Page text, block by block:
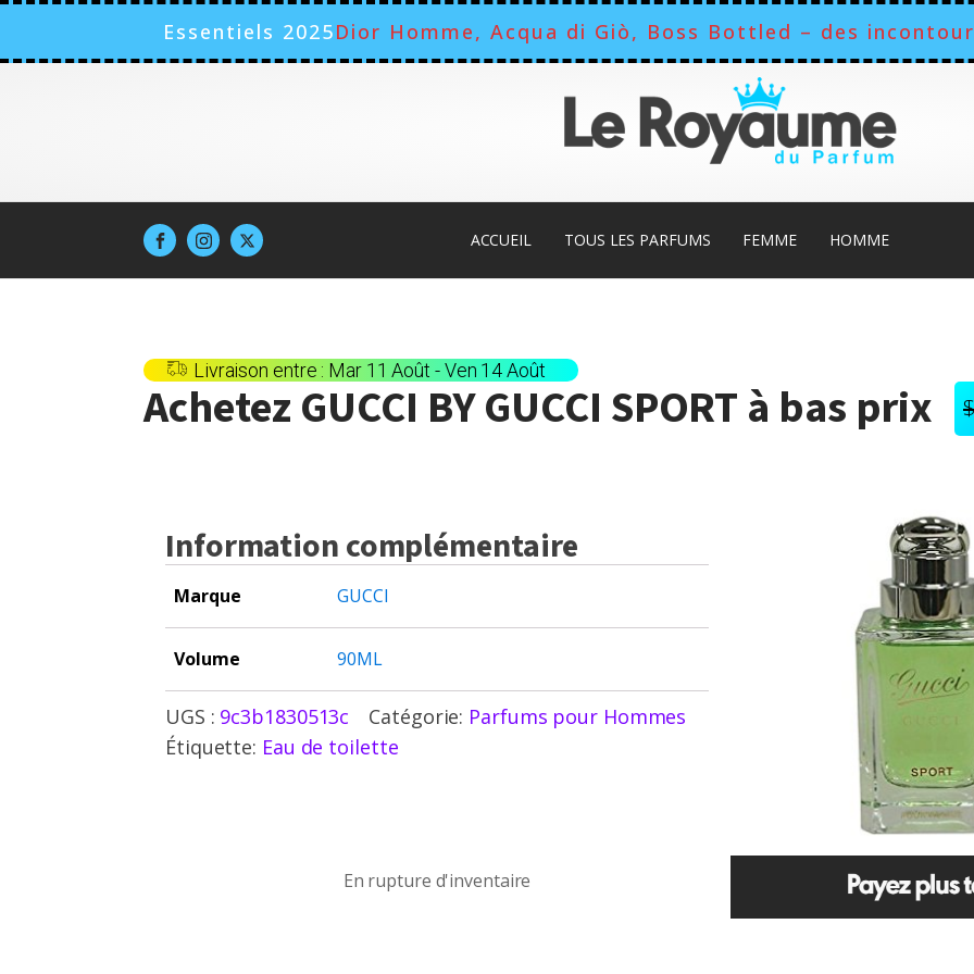
Essentiels 2025Dior Homme, Acqua di Giò, Boss Bottled – des
ACCUEIL TOUS LES PARFUMS FEMME HOMME
Livraison entre : Mar 11 Août - Ven 14 Août
AchetezGUCCI BY GUCCI SPORTà bas prix
Information complémentaire
Marque GUCCI
Volume 90ML
UGS : 9c3b1830513c Catégorie: Parfums pour Hommes
Étiquette: Eau de toilette
En rupture d'inventaire